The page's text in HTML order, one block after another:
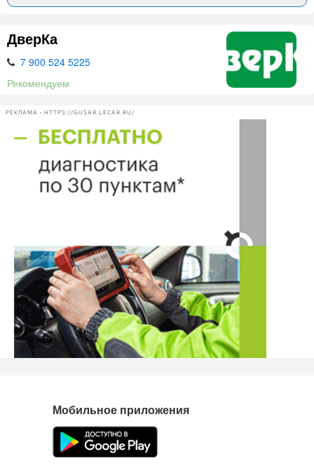
А так же, задать вопрос представителями фирмы: Блиц
Нашли ошибку? Сообщите нам об этом!
ДверКа
7 900 524 5225
Рекомендуем
РЕКЛАМА • HTTPS://GUSAR.LECAR.RU/
Мобильное приложения